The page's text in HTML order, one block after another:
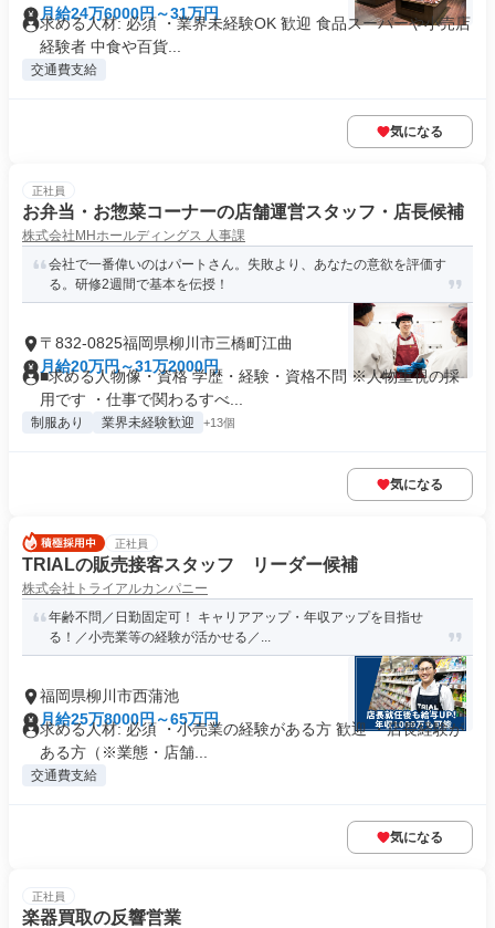
月給24万6000円～31万円
求める人材: 必須 ・業界未経験OK 歓迎 食品スーパーや小売店
経験者 中食や百貨...
交通費支給
気になる
正社員
お弁当・お惣菜コーナーの店舗運営スタッフ・店長候補
株式会社MHホールディングス 人事課
会社で一番偉いのはパートさん。失敗より、あなたの意欲を評価す
る。研修2週間で基本を伝授！
〒832-0825福岡県柳川市三橋町江曲
月給20万円～31万2000円
■求める人物像・資格 学歴・経験・資格不問 ※人物重視の採
用です ・仕事で関わるすべ...
制服あり 業界未経験歓迎 +13個
気になる
正社員
TRIALの販売接客スタッフ リーダー候補
株式会社トライアルカンパニー
年齢不問／日勤固定可！ キャリアアップ・年収アップを目指せ
る！／小売業等の経験が活かせる／...
福岡県柳川市西蒲池
月給25万8000円～65万円
求める人材: 必須 ・小売業の経験がある方 歓迎 ・店長経験が
ある方（※業態・店舗...
交通費支給
気になる
正社員
楽器買取の反響営業